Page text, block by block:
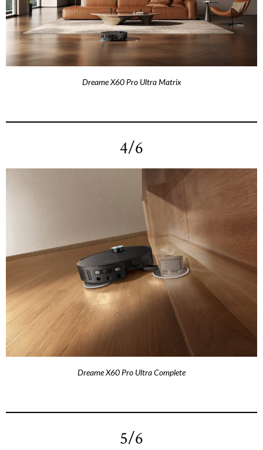
Dreame X60 Pro Ultra Matrix
4/6
Dreame X60 Pro Ultra Complete
5/6